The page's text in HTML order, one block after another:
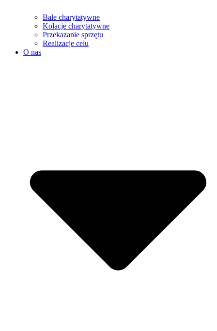
Bale charytatywne
Kolacje charytatywne
Przekazanie sprzętu
Realizacje celu
O nas